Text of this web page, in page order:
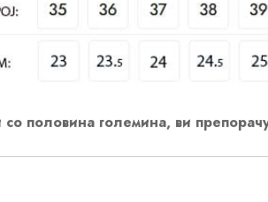
половина големина, ви